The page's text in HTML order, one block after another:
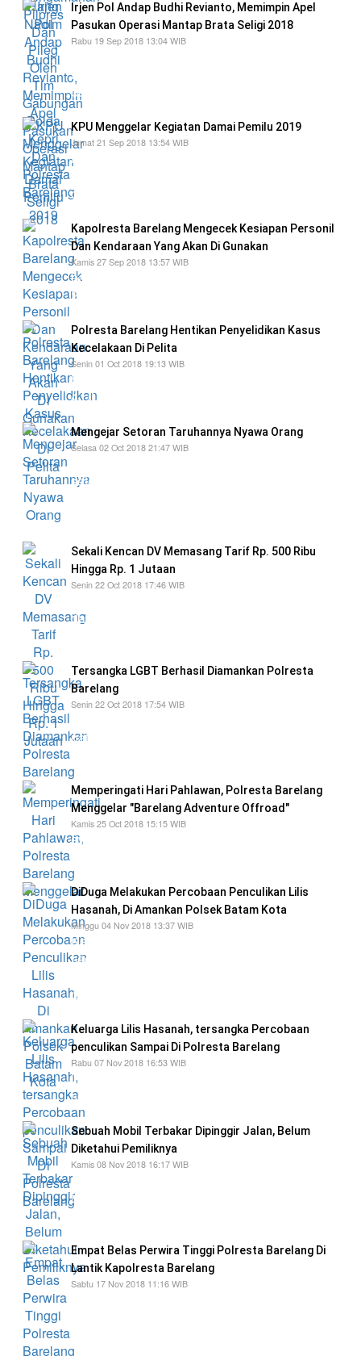
Irjen Pol Andap Budhi Revianto, Memimpin Apel
Pasukan Operasi Mantap Brata Seligi 2018
Rabu 19 Sep 2018 13:04 WIB
Polri dalam operasi mantap brata 2018 agar
pemilu 2019 berjalan aman dan kondusif
KPU Menggelar Kegiatan Damai Pemilu 2019
Jumat 21 Sep 2018 13:54 WIB
Deklarasi Damai Pemilihan Umum (Pemilu)
digelar oleh Komisi Pemilihan Umum
Kapolresta Barelang Mengecek Kesiapan Personil
Dan Kendaraan Yang Akan Di Gunakan
Kamis 27 Sep 2018 13:57 WIB
bahwa personil yang akan turun dalam pemilu
2019 sebanyak 1.029 personil
Polresta Barelang Hentikan Penyelidikan Kasus
Kecelakaan Di Pelita
Senin 01 Oct 2018 19:13 WIB
bahwa tersangka ES dikenakan pasal 310 ayat
4 UU no 22 tentang Lalu Lintas Angkutan Jalan
Mengejar Setoran Taruhannya Nyawa Orang
Selasa 02 Oct 2018 21:47 WIB
setelah kecelakaan, dan meninggalkan para
Sekali Kencan DV Memasang Tarif Rp. 500 Ribu
Hingga Rp. 1 Jutaan
Senin 22 Oct 2018 17:46 WIB
dari Rp. 500.000 hingga Rp. 1 Juta lebih sekali
Tersangka LGBT Berhasil Diamankan Polresta
Barelang
Senin 22 Oct 2018 17:54 WIB
patroli siber di media sosial menyusul
Memperingati Hari Pahlawan, Polresta Barelang
Menggelar "Barelang Adventure Offroad"
Kamis 25 Oct 2018 15:15 WIB
event tersebut akan langsung di buka Kapolda
DiDuga Melakukan Percobaan Penculikan Lilis
Hasanah, Di Amankan Polsek Batam Kota
Minggu 04 Nov 2018 13:37 WIB
Karena terganggu ulah Lilis Hasanah, salah
seorang saksi membawa Lilis Hasanah, ke ruko
memiliki gangguan jiwa
Keluarga Lilis Hasanah, tersangka Percobaan
penculikan Sampai Di Polresta Barelang
Rabu 07 Nov 2018 16:53 WIB
jika Lilis Hasanah, mengalami gangguan jiwa
sepulang bekerja di Arab Saudi sebagai TKI
Sebuah Mobil Terbakar Dipinggir Jalan, Belum
Diketahui Pemiliknya
Kamis 08 Nov 2018 16:17 WIB
mengatakan memang benar adanya mobil yang
terbakar. Pihaknya juga masih menunggu
Empat Belas Perwira Tinggi Polresta Barelang Di
Lantik Kapolresta Barelang
Sabtu 17 Nov 2018 11:16 WIB